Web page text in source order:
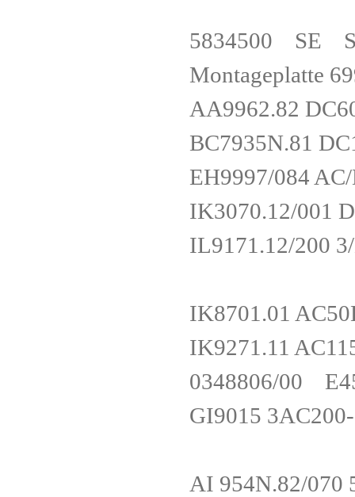
5834500 SE
Montageplatte
AA9962.82
BC7935N.81
EH9997/084
IK3070.12/
IL9171.12/
IK8701.01
IK9271.11
0348806/00
GI9015
AI 954N.82/